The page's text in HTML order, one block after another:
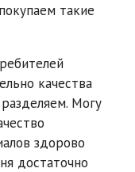
такие
качества
Могу
здорово
достаточно